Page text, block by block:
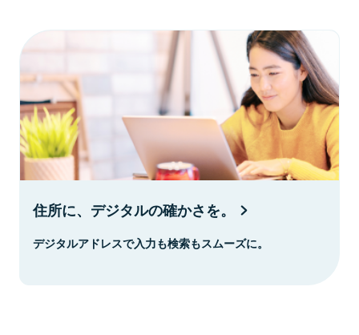
住所に、デジタルの確かさを。
デジタルアドレスで入力も検索もスムーズに。